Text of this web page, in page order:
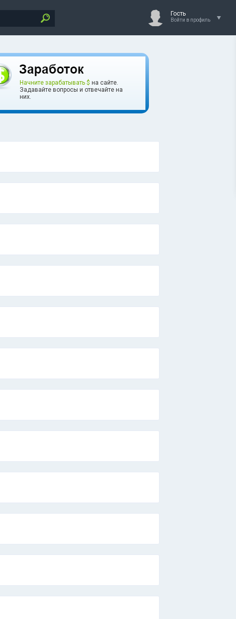
Гость
Войти в профиль
Начните зарабатывать $ на сайте.
Задавайте вопросы и отвечайте на
них.